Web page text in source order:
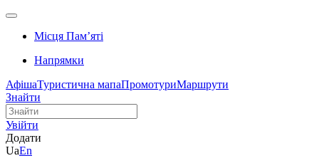
Місця Памʼяті
Напрямки
АфішаТуристична мапаПромотуриМаршрути
Знайти
Увійти
Додати
UaEn